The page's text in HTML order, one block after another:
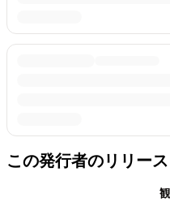
この発行者のリリース